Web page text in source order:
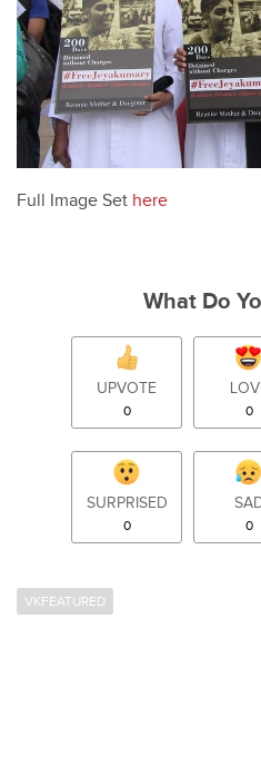
Full Image Set here
What Do
UPVOTE
0 0
SURPRISED
0 0
VKFEATURED